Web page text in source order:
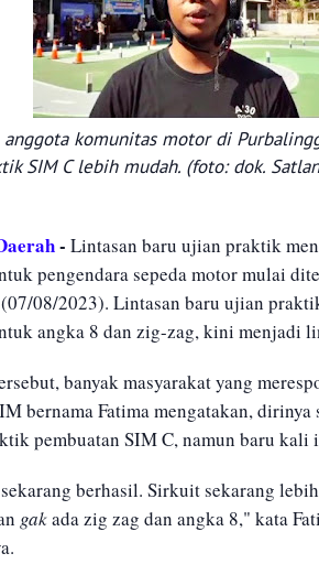
anggota komunitas motor di
SIM C lebih mudah. (foto: dok.
- Lintasan baru ujian praktik
pengendara sepeda motor mulai
08/2023). Lintasan baru ujian
angka 8 dan zig-zag, kini menjadi
banyak masyarakat yang
bernama Fatima mengatakan,
pembuatan SIM C, namun baru kali
berhasil. Sirkuit sekarang
gakada zig zag dan angka 8," kata